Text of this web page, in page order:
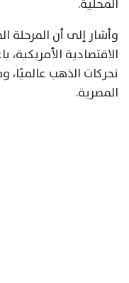
وأشار إلى أن المرحلة
الاقتصادية الأمريكية،
تحركات الذهب
المصرية.